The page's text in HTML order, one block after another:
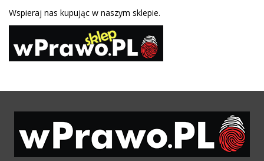
Wspieraj nas kupując w naszym sklepie.